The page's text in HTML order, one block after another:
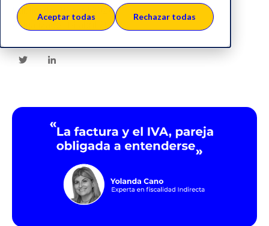
Aceptar todas Rechazar todas
Publicado: 19 abril 2024
Actualizado: 14 abril 2026